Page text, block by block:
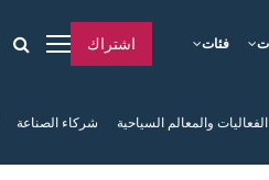
فئات اشتراك
الفعاليات والمعالم السياحية شركاء الصناعة